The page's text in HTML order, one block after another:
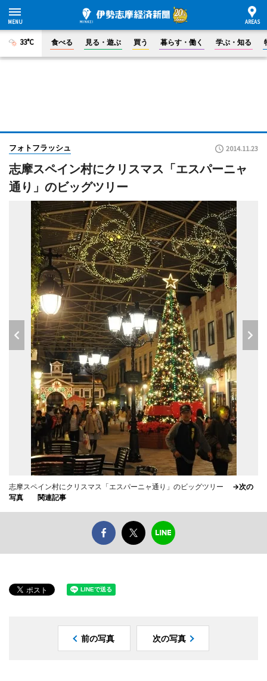
33°C 食べる 見る・遊ぶ 買う 暮らす・働く 学ぶ・知る
フォトフラッシュ 2014.11.23
志摩スペイン村にクリスマス「エスパーニャ
通り」のビッグツリー
志摩スペイン村にクリスマス「エスパーニャ通り」のビッグツリー
→次の
写真
関連記事
前の写真 次の写真